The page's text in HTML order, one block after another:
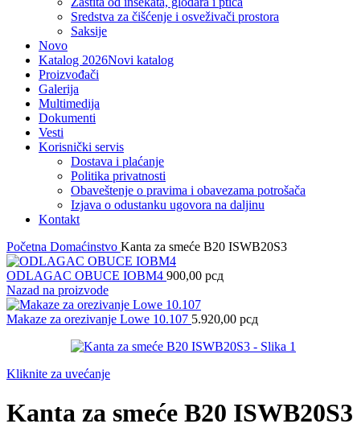
Sredstva za čišćenje i osveživači prostora
Saksije
Novo
Katalog 2026Novi katalog
Proizvođači
Galerija
Multimedija
Dokumenti
Vesti
Korisnički servis
Dostava i plaćanje
Politika privatnosti
Obaveštenje o pravima i obavezama potrošača
Izjava o odustanku ugovora na daljinu
Kontakt
Početna Domaćinstvo Kanta za smeće B20 ISWB20S3
ODLAGAC OBUCE IOBM4 900,00 рсд
Nazad na proizvode
Makaze za orezivanje Lowe 10.107 5.920,00 рсд
Kliknite za uvećanje
Kanta za smeće B20 ISWB20S3